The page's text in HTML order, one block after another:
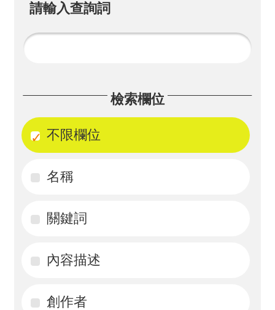
計
成
請輸入查詢詞
檢索欄位
不限欄位
名稱
關鍵詞
內容描述
創作者